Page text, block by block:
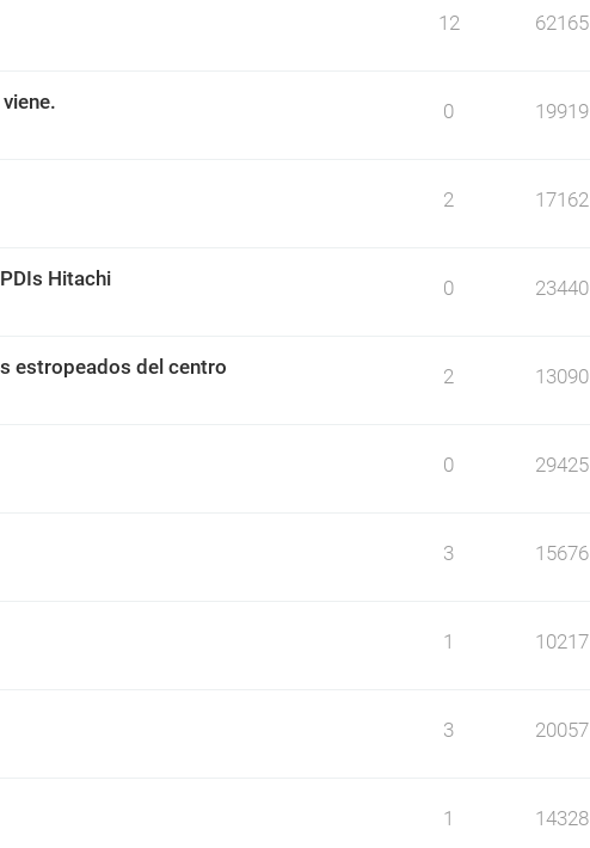
12 62165
0 19919
2 17162
Hitachi 0 23440
estropeados del centro 2 13090
0 29425
3 15676
1 10217
3 20057
1 14328